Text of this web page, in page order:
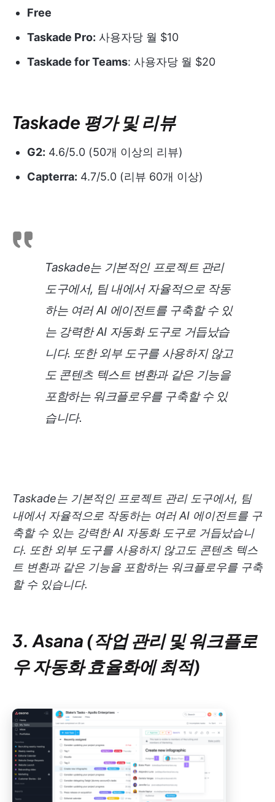
Free
Taskade Pro: 사용자당 월 $10
Taskade for Teams: 사용자당 월 $20
Taskade 평가 및 리뷰
G2: 4.6/5.0 (50개 이상의 리뷰)
Capterra: 4.7/5.0 (리뷰 60개 이상)
Taskade는 기본적인 프로젝트 관리
도구에서, 팀 내에서 자율적으로 작동
하는 여러 AI 에이전트를 구축할 수 있
는 강력한 AI 자동화 도구로 거듭났습
니다. 또한 외부 도구를 사용하지 않고
도 콘텐츠 텍스트 변환과 같은 기능을
포함하는 워크플로우를 구축할 수 있
습니다.
Taskade는 기본적인 프로젝트 관리 도구에서, 팀
내에서 자율적으로 작동하는 여러 AI 에이전트를 구
축할 수 있는 강력한 AI 자동화 도구로 거듭났습니
다. 또한 외부 도구를 사용하지 않고도 콘텐츠 텍스
트 변환과 같은 기능을 포함하는 워크플로우를 구축
할 수 있습니다.
3. Asana (작업 관리 및 워크플로
우 자동화 효율화에 최적)